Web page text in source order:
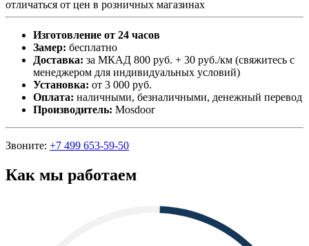
отличаться от цен в розничных магазинах
Изготовление от 24 часов
Замер: бесплатно
Доставка: за МКАД 800 руб. + 30 руб./км (свяжитесь с
менеджером для индивидуальных условий)
Установка: от 3 000 руб.
Оплата: наличными, безналичными, денежный перевод
Производитель: Mosdoor
Звоните: +7 499 653-59-50
Как мы работаем